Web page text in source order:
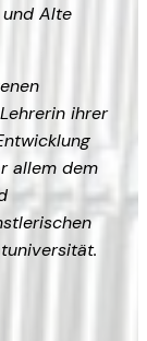
Alte
ihrer
allem dem